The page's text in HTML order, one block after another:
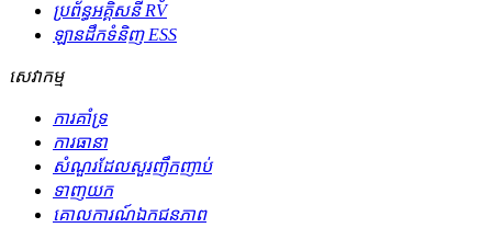
ប្រព័ន្ធអគ្គិសនី RV
ឡានដឹកទំនិញ ESS
សេវាកម្ម
ការគាំទ្រ
ការធានា
សំណួរដែលសួរញឹកញាប់
ទាញយក
គោលការណ៍ឯកជនភាព